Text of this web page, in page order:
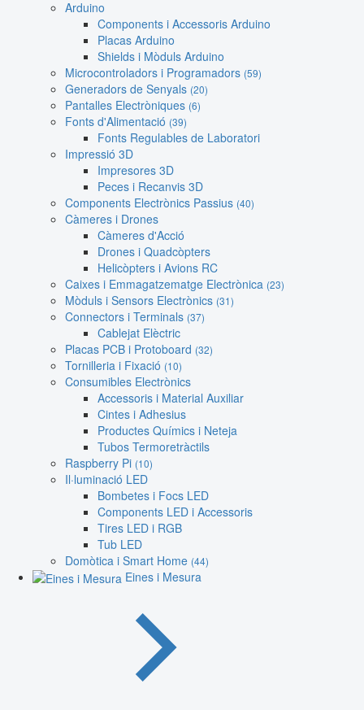
Arduino
Components i Accessoris Arduino
Placas Arduino
Shields i Mòduls Arduino
Microcontroladors i Programadors (59)
Generadors de Senyals (20)
Pantalles Electròniques (6)
Fonts d'Alimentació (39)
Fonts Regulables de Laboratori
Impressió 3D
Impresores 3D
Peces i Recanvis 3D
Components Electrònics Passius (40)
Càmeres i Drones
Càmeres d'Acció
Drones i Quadcòpters
Helicòpters i Avions RC
Caixes i Emmagatzematge Electrònica (23)
Mòduls i Sensors Electrònics (31)
Connectors i Terminals (37)
Cablejat Elèctric
Placas PCB i Protoboard (32)
Tornilleria i Fixació (10)
Consumibles Electrònics
Accessoris i Material Auxiliar
Cintes i Adhesius
Productes Químics i Neteja
Tubos Termoretràctils
Raspberry Pi (10)
Il·luminació LED
Bombetes i Focs LED
Components LED i Accessoris
Tires LED i RGB
Tub LED
Domòtica i Smart Home (44)
Eines i Mesura